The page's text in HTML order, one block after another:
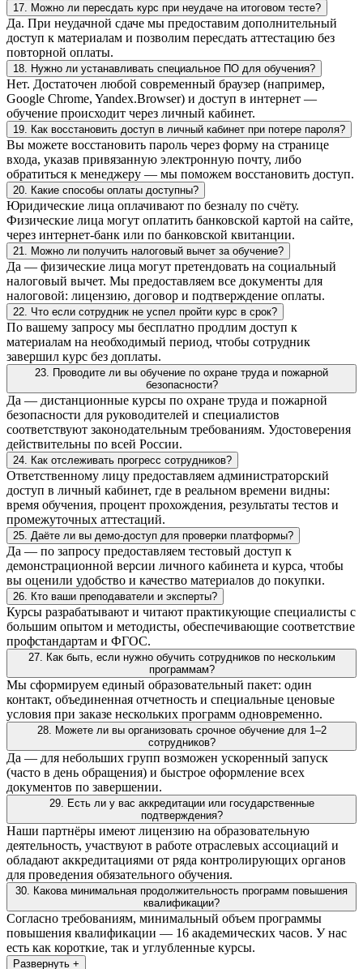
17. Можно ли пересдать курс при неудаче на итоговом тесте?
Да. При неудачной сдаче мы предоставим дополнительный
доступ к материалам и позволим пересдать аттестацию без
повторной оплаты.
18. Нужно ли устанавливать специальное ПО для обучения?
Нет. Достаточен любой современный браузер (например,
Google Chrome, Yandex.Browser) и доступ в интернет —
обучение происходит через личный кабинет.
19. Как восстановить доступ в личный кабинет при потере пароля?
Вы можете восстановить пароль через форму на странице
входа, указав привязанную электронную почту, либо
обратиться к менеджеру — мы поможем восстановить доступ.
20. Какие способы оплаты доступны?
Юридические лица оплачивают по безналу по счёту.
Физические лица могут оплатить банковской картой на сайте,
через интернет-банк или по банковской квитанции.
21. Можно ли получить налоговый вычет за обучение?
Да — физические лица могут претендовать на социальный
налоговый вычет. Мы предоставляем все документы для
налоговой: лицензию, договор и подтверждение оплаты.
22. Что если сотрудник не успел пройти курс в срок?
По вашему запросу мы бесплатно продлим доступ к
материалам на необходимый период, чтобы сотрудник
завершил курс без доплаты.
23. Проводите ли вы обучение по охране труда и пожарной
безопасности?
Да — дистанционные курсы по охране труда и пожарной
безопасности для руководителей и специалистов
соответствуют законодательным требованиям. Удостоверения
действительны по всей России.
24. Как отслеживать прогресс сотрудников?
Ответственному лицу предоставляем администраторский
доступ в личный кабинет, где в реальном времени видны:
время обучения, процент прохождения, результаты тестов и
промежуточных аттестаций.
25. Даёте ли вы демо-доступ для проверки платформы?
Да — по запросу предоставляем тестовый доступ к
демонстрационной версии личного кабинета и курса, чтобы
вы оценили удобство и качество материалов до покупки.
26. Кто ваши преподаватели и эксперты?
Курсы разрабатывают и читают практикующие специалисты с
большим опытом и методисты, обеспечивающие соответствие
профстандартам и ФГОС.
27. Как быть, если нужно обучить сотрудников по нескольким
программам?
Мы сформируем единый образовательный пакет: один
контакт, объединенная отчетность и специальные ценовые
условия при заказе нескольких программ одновременно.
28. Можете ли вы организовать срочное обучение для 1–2
сотрудников?
Да — для небольших групп возможен ускоренный запуск
(часто в день обращения) и быстрое оформление всех
документов по завершении.
29. Есть ли у вас аккредитации или государственные
подтверждения?
Наши партнёры имеют лицензию на образовательную
деятельность, участвуют в работе отраслевых ассоциаций и
обладают аккредитациями от ряда контролирующих органов
для проведения обязательного обучения.
30. Какова минимальная продолжительность программ повышения
квалификации?
Согласно требованиям, минимальный объем программы
повышения квалификации — 16 академических часов. У нас
есть как короткие, так и углубленные курсы.
Развернуть +